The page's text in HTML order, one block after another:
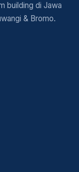
building di Jawa
& Bromo.